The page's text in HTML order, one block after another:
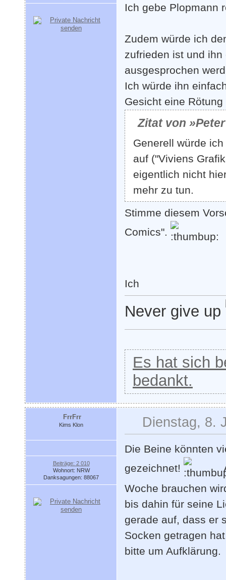
Ich gebe Plopmann
Zudem würde ich
zufrieden ist und
ausgesprochen
Ich würde ihn
Gesicht eine
Zitat von
Generell würde
auf ("Viviens
eigentlich nicht
mehr zu tun.
Stimme diesem
Comics".
Ich
Never give up
Es hat sich
bedankt.
FrrFrr
Kims Klon
Beiträge: 2 010
Wohnort: NRW
Danksagungen: 88067
Dienstag, 8.
Die Beine könnten
gezeichnet!
Woche brauchen
bis dahin für seine
gerade auf, dass er
Socken getragen
bitte um Aufklärung.